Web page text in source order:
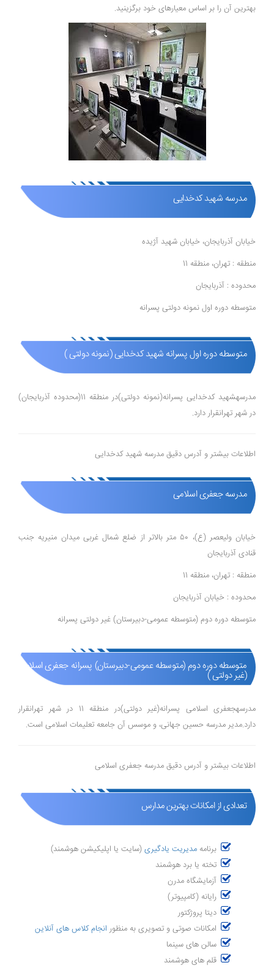
بهترین آن را بر اساس معیارهای خود برگزینید.
مدرسه شهید کدخدایی
خیابان آذربایجان، خیابان شهید آژیده
منطقه : تهران، منطقه 11
محدوده : آذربایجان
متوسطه دوره اول نمونه دولتی پسرانه
متوسطه دوره اول پسرانه شهید کدخدایی (نمونه دولتی )
مدرسهشهید کدخدایی پسرانه(نمونه دولتی)در منطقه 11(محدوده آذربایجان)
در شهر تهرانقرار دارد.
اطلاعات بیشتر و آدرس دقیق مدرسه شهید کدخدایی
مدرسه جعفری اسلامی
خیابان ولیعصر (ع)، ۵۰ متر بالاتر از ضلع شمال غربی میدان منیریه جنب
قنادی آذربایجان
منطقه : تهران، منطقه 11
محدوده : خیابان آذربایجان
متوسطه دوره دوم (متوسطه عمومی-دبیرستان) غیر دولتی پسرانه
متوسطه دوره دوم (متوسطه عمومی-دبیرستان) پسرانه جعفری اسلامی
(غیر دولتی )
مدرسهجعفری اسلامی پسرانه(غیر دولتی)در منطقه 11 در شهر تهرانقرار
دارد.مدیر مدرسه حسین جهانی، و موسس آن جامعه تعلیمات اسلامی است.
اطلاعات بیشتر و آدرس دقیق مدرسه جعفری اسلامی
تعدادی از امکانات بهترین مدارس
برنامه مدیریت یادگیری (سایت یا اپلیکیشن هوشمند)
تخته یا برد هوشمند
آزمایشگاه مدرن
رایانه (کامپیوتر)
دیتا پروژکتور
امکانات صوتی و تصویری به منظور انجام کلاس های آنلاین
سالن های سینما
قلم های هوشمند